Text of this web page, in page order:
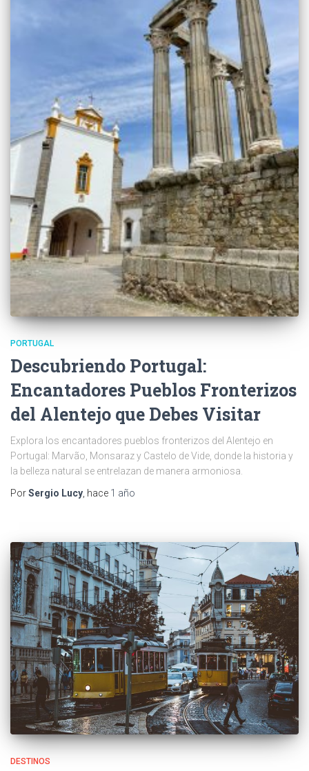
PORTUGAL
Descubriendo Portugal:
Encantadores Pueblos Fronterizos
del Alentejo que Debes Visitar
Explora los encantadores pueblos fronterizos del Alentejo en
Portugal: Marvão, Monsaraz y Castelo de Vide, donde la historia y
la belleza natural se entrelazan de manera armoniosa.
PorSergio Lucy , hace 1 año
DESTINOS